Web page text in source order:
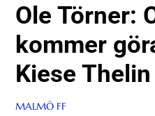
Ole Törner:
kommer
Kiese Thelin
MALMÖ FF